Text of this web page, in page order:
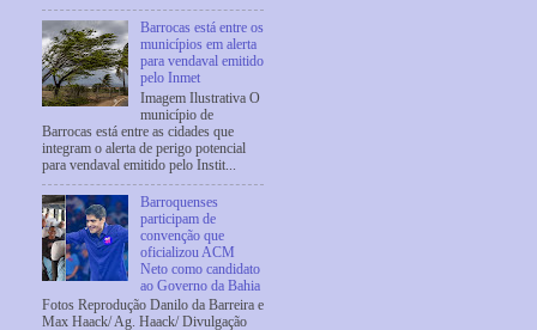
Barrocas está entre os
municípios em alerta
para vendaval emitido
pelo Inmet
Imagem Ilustrativa O
município de
Barrocas está entre as cidades que
integram o alerta de perigo potencial
para vendaval emitido pelo Instit...
Barroquenses
participam de
convenção que
oficializou ACM
Neto como candidato
ao Governo da Bahia
Fotos Reprodução Danilo da Barreira e
Max Haack/ Ag. Haack/ Divulgação